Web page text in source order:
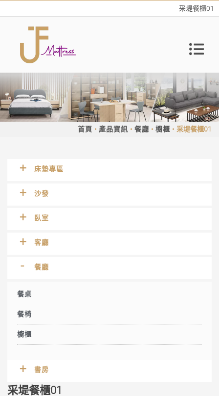
采堤餐櫃01
首頁 產品資訊 餐廳 櫥櫃 采堤餐櫃01
床墊專區
沙發
臥室
客廳
餐廳
餐桌
餐椅
櫥櫃
書房
采堤餐櫃01